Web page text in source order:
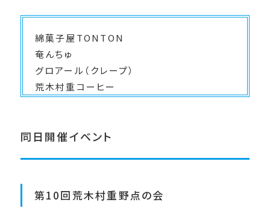
綿菓子屋TONTON
奄んちゅ
グロアール（クレープ）
荒木村重コーヒー
同日開催イベント
第10回荒木村重野点の会